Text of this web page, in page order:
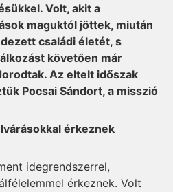
Volt, akit a
maguktól jöttek, miután
családi életét, s
követően már
Az eltelt időszak
Pocsai Sándort, a misszió
érkeznek
idegrendszerrel,
érkeznek. Volt